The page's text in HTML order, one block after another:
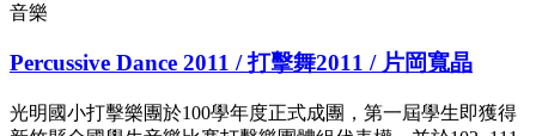
音樂
Percussive Dance 2011 / 打擊舞2011 / 片岡寬晶
光明國小打擊樂團於100學年度正式成團，第一屆學生即獲得